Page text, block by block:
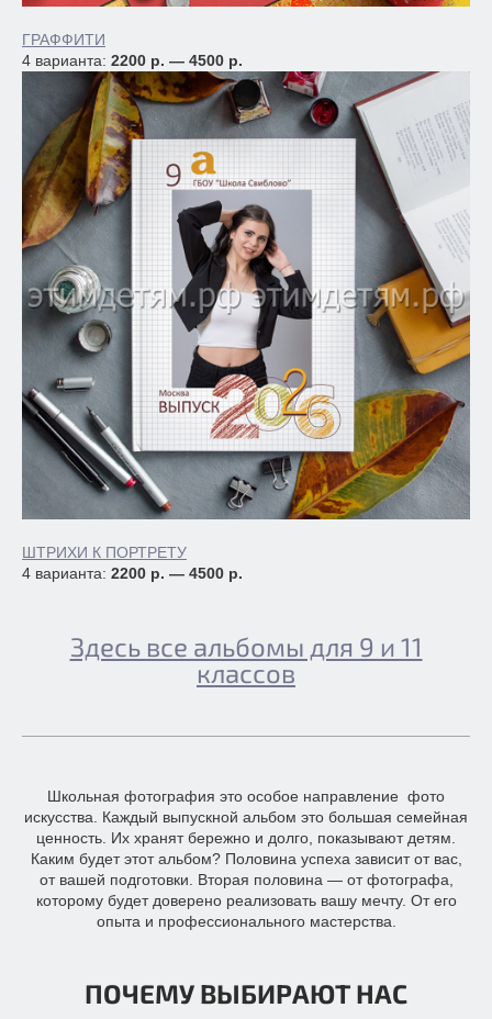
ГРАФФИТИ
4 варианта: 2200 р. — 4500 р.
ШТРИХИ К ПОРТРЕТУ
4 варианта: 2200 р. — 4500 р.
Здесь все альбомы для 9 и 11
классов
Школьная фотография это особое направление фото
искусства. Каждый выпускной альбом это большая семейная
ценность. Их хранят бережно и долго, показывают детям.
Каким будет этот альбом? Половина успеха зависит от вас,
от вашей подготовки. Вторая половина — от фотографа,
которому будет доверено реализовать вашу мечту. От его
опыта и профессионального мастерства.
ПОЧЕМУ ВЫБИРАЮТ НАС